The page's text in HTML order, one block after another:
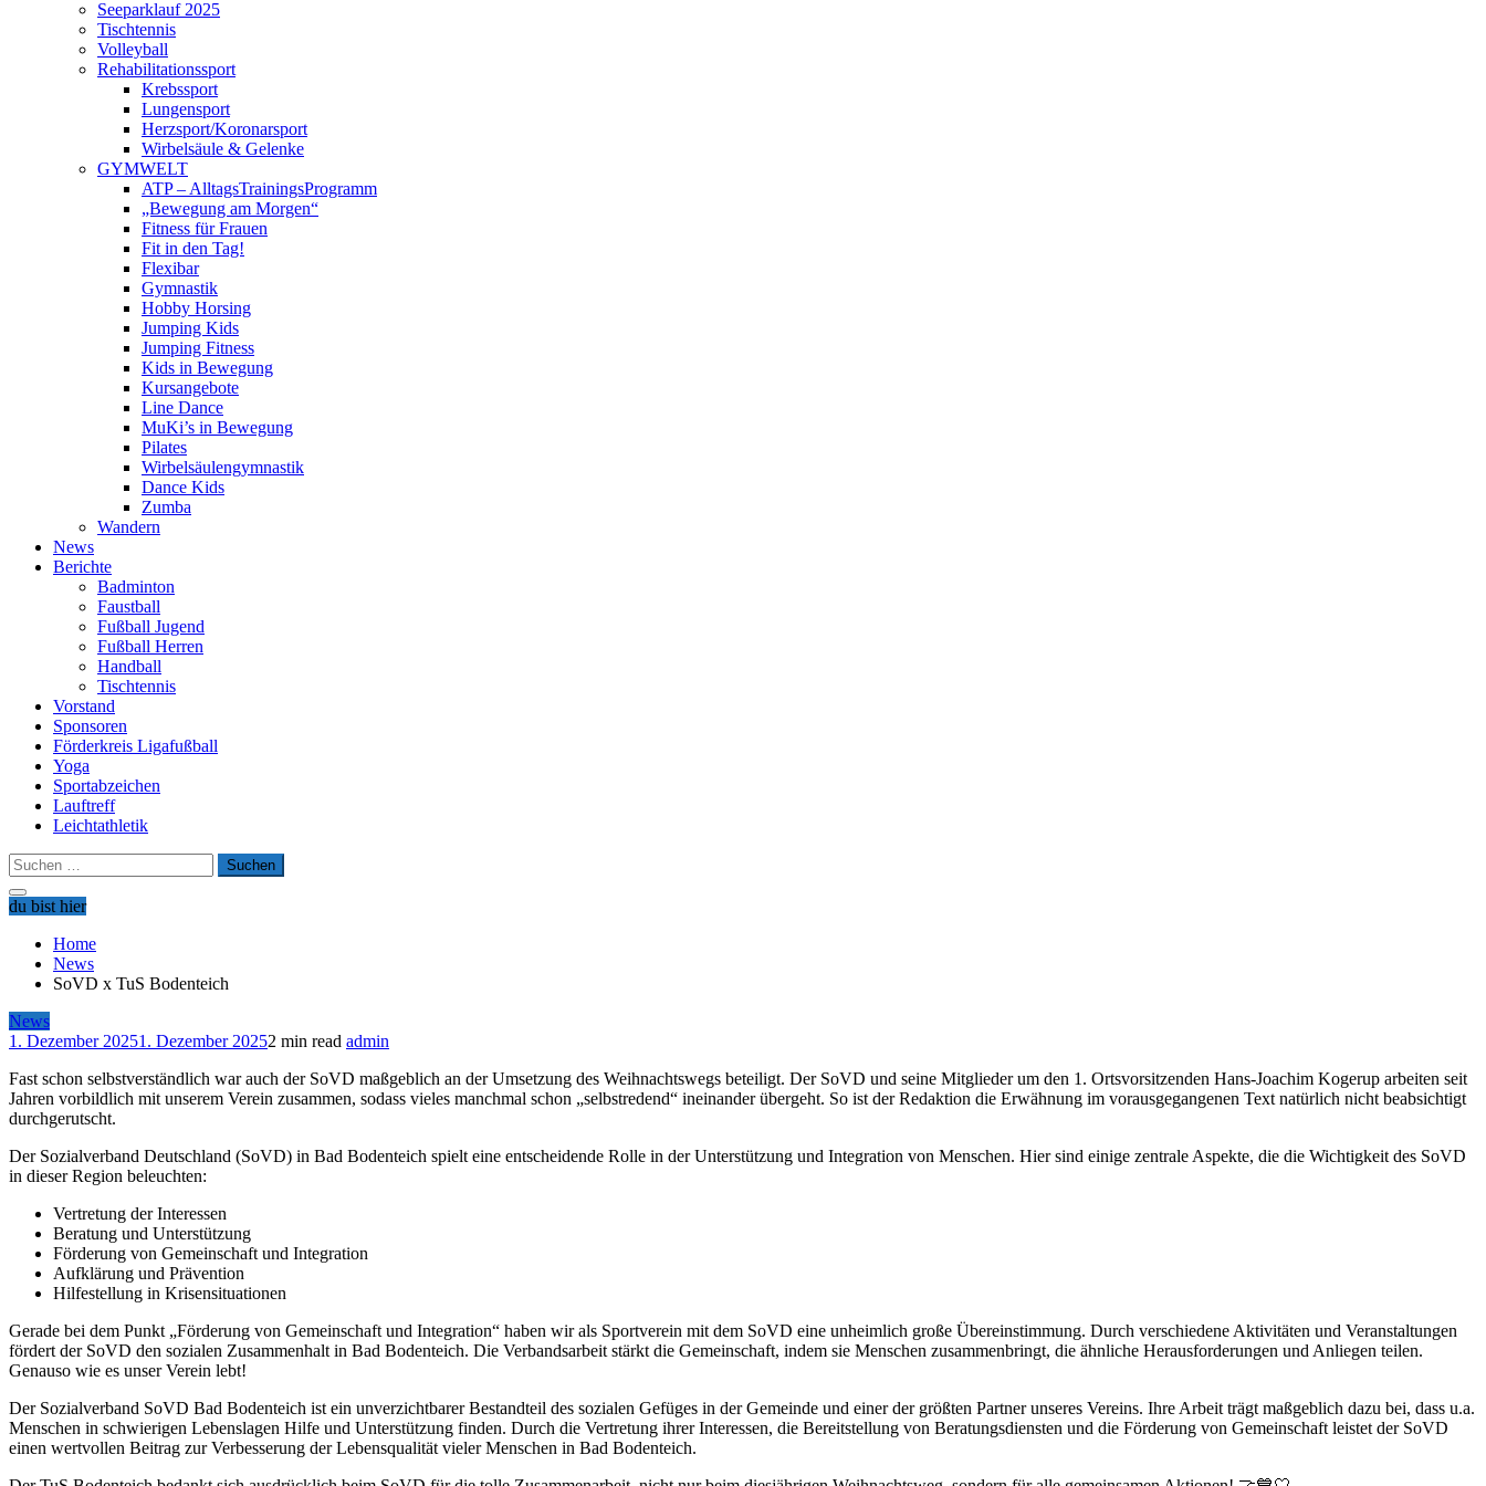
Seeparklauf 2025
Tischtennis
Volleyball
Rehabilitationssport
Krebssport
Lungensport
Herzsport/Koronarsport
Wirbelsäule & Gelenke
GYMWELT
ATP – AlltagsTrainingsProgramm
„Bewegung am Morgen“
Fitness für Frauen
Fit in den Tag!
Flexibar
Gymnastik
Hobby Horsing
Jumping Kids
Jumping Fitness
Kids in Bewegung
Kursangebote
Line Dance
MuKi’s in Bewegung
Pilates
Wirbelsäulengymnastik
Dance Kids
Zumba
Wandern
News
Berichte
Badminton
Faustball
Fußball Jugend
Fußball Herren
Handball
Tischtennis
Vorstand
Sponsoren
Förderkreis Ligafußball
Yoga
Sportabzeichen
Lauftreff
Leichtathletik
Suchen
nach:
du bist hier
Home
News
SoVD x TuS Bodenteich
News
1. Dezember 20251. Dezember 20252 min read admin
Fast schon selbstverständlich war auch der SoVD maßgeblich an der Umsetzung des Weihnachtswegs beteiligt. Der SoVD und seine Mitglieder um den 1. Ortsvorsitzenden Hans-Joachim Kogerup arbeiten seit
Jahren vorbildlich mit unserem Verein zusammen, sodass vieles manchmal schon „selbstredend“ ineinander übergeht. So ist der Redaktion die Erwähnung im vorausgegangenen Text natürlich nicht beabsichtigt
durchgerutscht.
Der Sozialverband Deutschland (SoVD) in Bad Bodenteich spielt eine entscheidende Rolle in der Unterstützung und Integration von Menschen. Hier sind einige zentrale Aspekte, die die Wichtigkeit des SoVD
in dieser Region beleuchten:
Vertretung der Interessen
Beratung und Unterstützung
Förderung von Gemeinschaft und Integration
Aufklärung und Prävention
Hilfestellung in Krisensituationen
Gerade bei dem Punkt „Förderung von Gemeinschaft und Integration“ haben wir als Sportverein mit dem SoVD eine unheimlich große Übereinstimmung. Durch verschiedene Aktivitäten und Veranstaltungen
fördert der SoVD den sozialen Zusammenhalt in Bad Bodenteich. Die Verbandsarbeit stärkt die Gemeinschaft, indem sie Menschen zusammenbringt, die ähnliche Herausforderungen und Anliegen teilen.
Genauso wie es unser Verein lebt!
Der Sozialverband SoVD Bad Bodenteich ist ein unverzichtbarer Bestandteil des sozialen Gefüges in der Gemeinde und einer der größten Partner unseres Vereins. Ihre Arbeit trägt maßgeblich dazu bei, dass u.a.
Menschen in schwierigen Lebenslagen Hilfe und Unterstützung finden. Durch die Vertretung ihrer Interessen, die Bereitstellung von Beratungsdiensten und die Förderung von Gemeinschaft leistet der SoVD
einen wertvollen Beitrag zur Verbesserung der Lebensqualität vieler Menschen in Bad Bodenteich.